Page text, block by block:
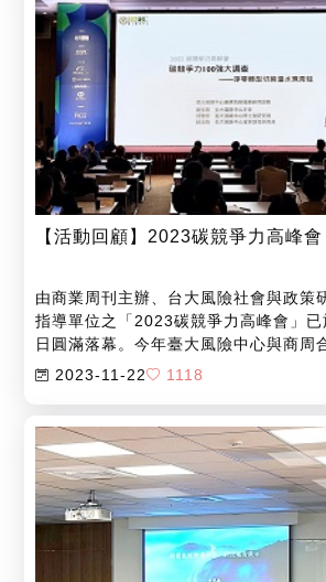
及氣候資料服務提供者，就永續金融所
及資料如何提供進行交流。
【活動回顧】2023碳競爭力高峰會
由商業周刊主辦、台大風險社會與政策
指導單位之「2023碳競爭力高峰會」
日圓滿落幕。今年臺大風險中心與商周
100強調查已邁入第二年，從上市企業
據，搭配臺大風險中心設計之調查問卷
減排計畫、低碳創新、再生能源、內部
合評選出碳競爭力100強企業。
2023-11-22 1118